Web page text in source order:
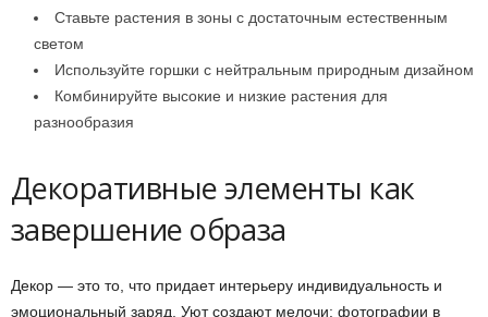
Ставьте растения в зоны с достаточным естественным
светом
Используйте горшки с нейтральным природным дизайном
Комбинируйте высокие и низкие растения для
разнообразия
Декоративные элементы как
завершение образа
Декор — это то, что придает интерьеру индивидуальность и
эмоциональный заряд. Уют создают мелочи: фотографии в